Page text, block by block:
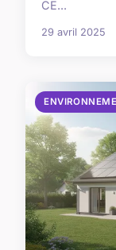
CE...
29 avril 2025